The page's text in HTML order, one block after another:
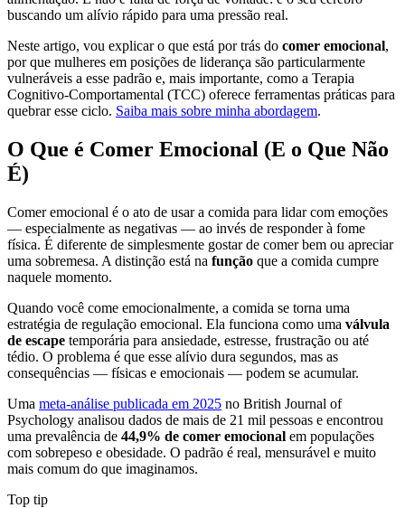
buscando um alívio rápido para uma pressão real.
Neste artigo, vou explicar o que está por trás do comer emocional,
por que mulheres em posições de liderança são particularmente
vulneráveis a esse padrão e, mais importante, como a Terapia
Cognitivo-Comportamental (TCC) oferece ferramentas práticas para
quebrar esse ciclo. Saiba mais sobre minha abordagem.
O Que é Comer Emocional (E o Que Não
É)
Comer emocional é o ato de usar a comida para lidar com emoções
— especialmente as negativas — ao invés de responder à fome
física. É diferente de simplesmente gostar de comer bem ou apreciar
uma sobremesa. A distinção está na função que a comida cumpre
naquele momento.
Quando você come emocionalmente, a comida se torna uma
estratégia de regulação emocional. Ela funciona como uma válvula
de escape temporária para ansiedade, estresse, frustração ou até
tédio. O problema é que esse alívio dura segundos, mas as
consequências — físicas e emocionais — podem se acumular.
Uma meta-análise publicada em 2025 no British Journal of
Psychology analisou dados de mais de 21 mil pessoas e encontrou
uma prevalência de 44,9% de comer emocional em populações
com sobrepeso e obesidade. O padrão é real, mensurável e muito
mais comum do que imaginamos.
Top tip